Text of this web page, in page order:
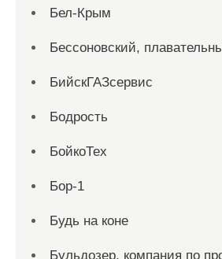
Бел-Крым
Бессоновский,
БийскГАЗсервис
Бодрость
БойкоТех
Бор-1
Будь на коне
Бульдозер, компания по